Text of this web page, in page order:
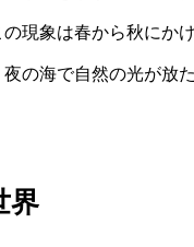
現象は春から秋にか
の海で自然の光が放
界